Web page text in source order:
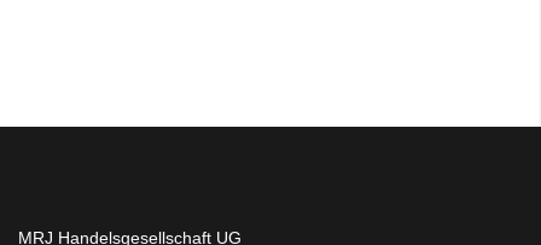
MRJ Handelsgesellschaft UG